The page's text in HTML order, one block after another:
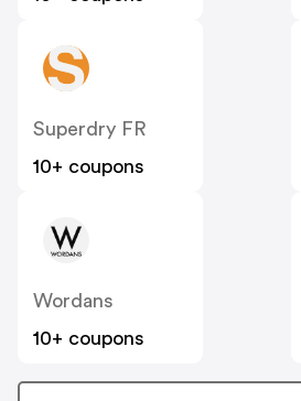
Superdry FR
10+ coupons
Wordans
10+ coupons